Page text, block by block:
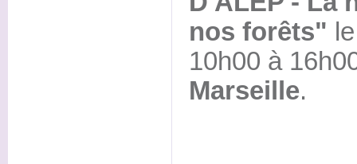
nos forêts"
10h00 à
Marseille.